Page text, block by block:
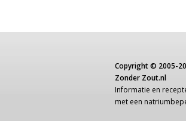
Copyright © 2005-
Zonder Zout.nl
Informatie en
met een